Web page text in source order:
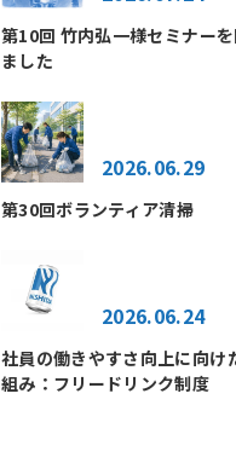
第10回 竹内弘一様セミナー
ました
2026.06.29
第30回ボランティア清掃
2026.06.24
社員の働きやすさ向上に向け
組み：フリードリンク制度